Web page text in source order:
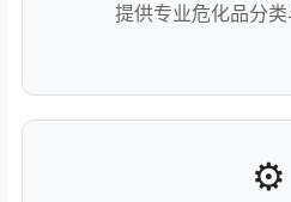
提供专业危化品分
⚙️